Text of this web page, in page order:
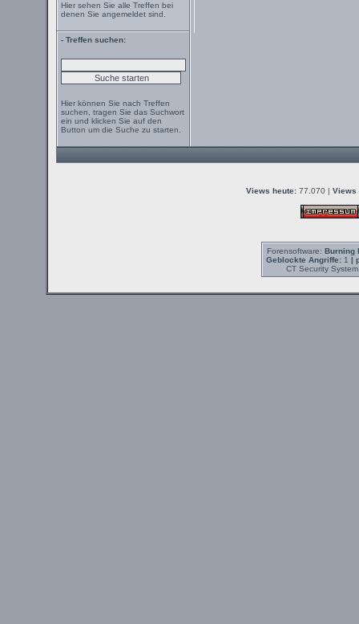
Hier sehen Sie alle Treffen bei
denen Sie angemeldet sind.
- Treffen suchen:
Hier können Sie nach Treffen
suchen, tragen Sie das Suchwort
ein und klicken Sie auf den
Button um die Suche zu starten.
Views heute: 77.070 | Views
Forensoftware: Burning
Geblockte Angriffe:1 |
CT Security